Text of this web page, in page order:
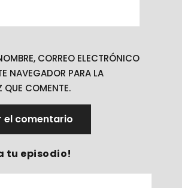
CORREO ELECTRÓNICO
NAVEGADOR PARA LA
QUE COMENTE.
tu episodio!